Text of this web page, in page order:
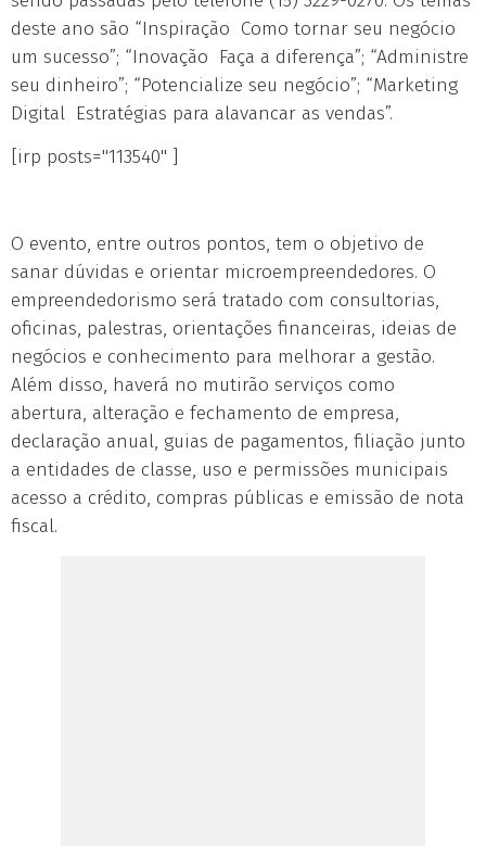
deste ano são “Inspiração ­ Como tornar seu negócio
um sucesso”; “Inovação ­ Faça a diferença”; “Administre
seu dinheiro”; “Potencialize seu negócio”; “Marketing
Digital ­ Estratégias para alavancar as vendas”.
[irp posts="113540" ]
O evento, entre outros pontos, tem o objetivo de
sanar dúvidas e orientar microempreendedores. O
empreendedorismo será tratado com consultorias,
oficinas, palestras, orientações financeiras, ideias de
negócios e conhecimento para melhorar a gestão.
Além disso, haverá no mutirão serviços como
abertura, alteração e fechamento de empresa,
declaração anual, guias de pagamentos, filiação junto
a entidades de classe, uso e permissões municipais
acesso a crédito, compras públicas e emissão de nota
fiscal.